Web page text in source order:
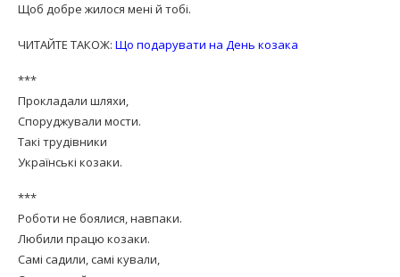
Щоб добре жилося мені й тобі.
ЧИТАЙТЕ ТАКОЖ: Що подарувати на День козака
***
Прокладали шляхи,
Споруджували мости.
Такі трудівники
Українські козаки.
***
Роботи не боялися, навпаки.
Любили працю козаки.
Самі садили, самі кували,